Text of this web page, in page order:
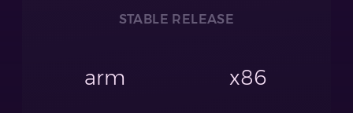
STABLE RELEASE
arm x86